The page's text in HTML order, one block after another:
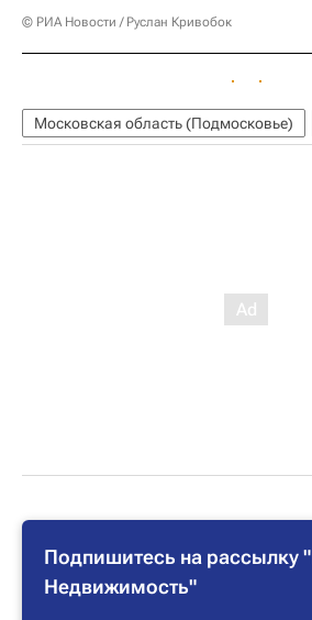
© РИА Новости / Руслан Кривобок
Московская область (Подмосковье)
Подпишитесь на рассылку
Недвижимость"